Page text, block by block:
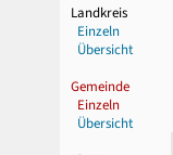
Landkreis
Einzeln
Übersicht
Gemeinde
Einzeln
Übersicht